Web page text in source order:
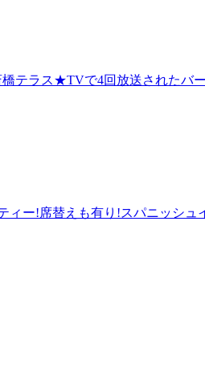
橋テラス★TVで4回放送された
ィー!席替えも有り!スパニッシュ